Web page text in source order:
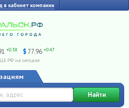
в кабинет компании
+0.38 $ 77.96 +0.47
РФ на сегодня
Найти